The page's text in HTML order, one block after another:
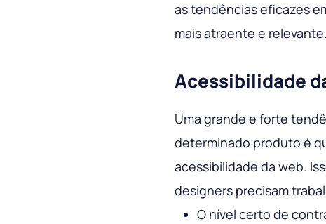
as tendências eficazes
mais atraente e relevante.
Acessibilidade
Uma grande e forte
determinado produto é
acessibilidade da web.
designers precisam
O nível certo de